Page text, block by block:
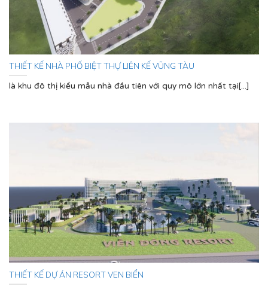
THIẾT KẾ NHÀ PHỐ BIỆT THỰ LIÊN KẾ VŨNG TÀU
là khu đô thị kiểu mẫu nhà đầu tiên với quy mô lớn nhất tại[...]
THIẾT KẾ DỰ ÁN RESORT VEN BIỂN